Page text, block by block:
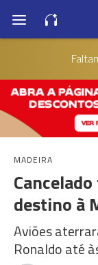
MADEIRA
destino à
Aviões
Ronaldo até